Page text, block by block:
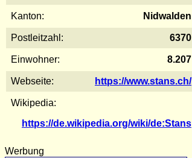
Kanton: Nidwalden
Postleitzahl: 6370
Einwohner: 8.207
Webseite: https://www.stans.ch/
Wikipedia:
https://de.wikipedia.org/wiki/de:Stans
Werbung